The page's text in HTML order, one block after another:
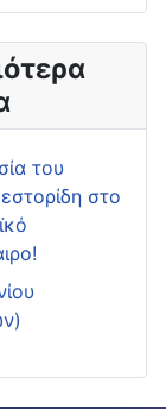
του
στο